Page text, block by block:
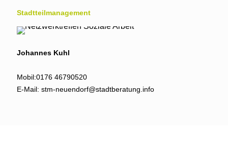
Stadtteil­management
Johannes Kuhl
Mobil:0176 46790520
E-Mail: stm-neuendorf@stadtberatung.info